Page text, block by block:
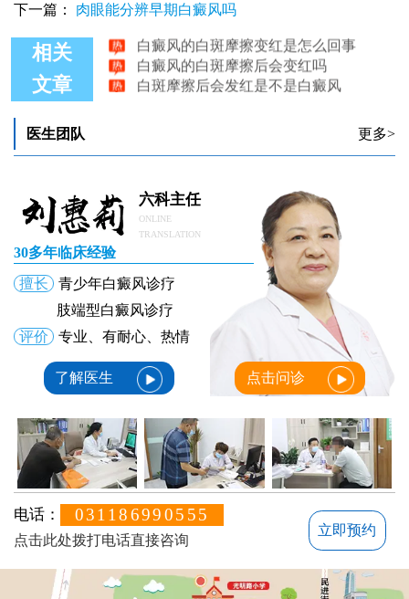
下一篇： 肉眼能分辨早期白癜风吗
相关
文章
白癜风的白斑摩擦以后会变红吗
白癜风的白斑摩擦后会变红吗
白斑摩擦后会发红是不是白癜风
医生团队 更多>
六科主任
ONLINE
TRANSLATION
30多年临床经验
擅长
青少年白癜风诊疗
肢端型白癜风诊疗
评价
专业、有耐心、热情
了解医生 点击问诊
电话： 031186990555
点击此处拨打电话直接咨询
立即预约